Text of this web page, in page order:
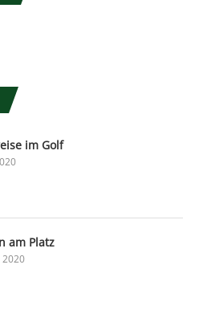
im Golf
am Platz
2020